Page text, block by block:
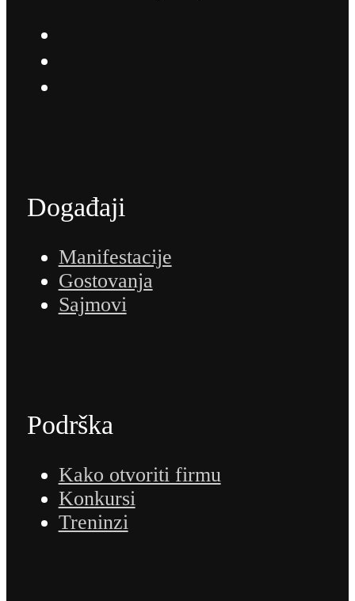
Događaji
Manifestacije
Gostovanja
Sajmovi
Podrška
Kako otvoriti firmu
Konkursi
Treninzi